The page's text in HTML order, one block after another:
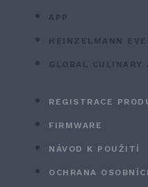
APP
HEINZELMANN
GLOBAL CULINARY
REGISTRACE
FIRMWARE
NÁVOD K POUŽITÍ
OCHRANA